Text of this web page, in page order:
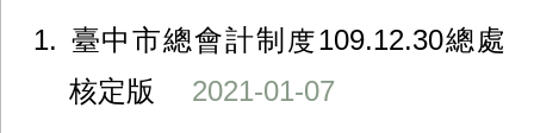
1
臺中市總會計制度109.12.30總處
核定版
2021-01-07